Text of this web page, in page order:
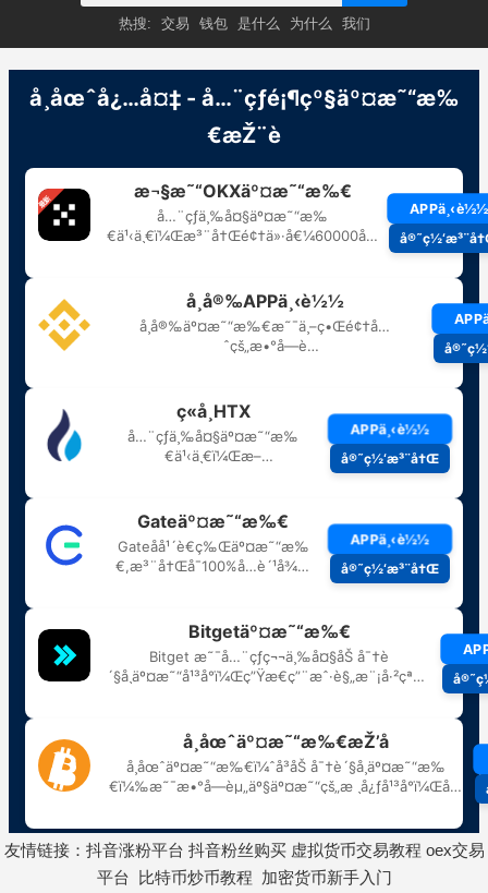
热搜: 交易 钱包 是什么 为什么 我们
友情链接： 抖音涨粉平台 抖音粉丝购买 虚拟货币交易教程 oex交易
平台
比特币炒币教程 加密货币新手入门